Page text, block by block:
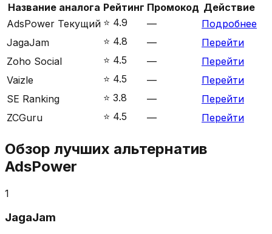
Название аналога Рейтинг Промокод Действие
AdsPower Текущий ⭐️ 4.9 —
Подробнее
JagaJam
⭐️ 4.8 —
Перейти
Zoho Social
⭐️ 4.5 —
Перейти
Vaizle
⭐️ 4.5 —
Перейти
SE Ranking
⭐️ 3.8 —
Перейти
ZCGuru
⭐️ 4.5 — Перейти
Обзор лучших альтернатив
AdsPower
1
JagaJam